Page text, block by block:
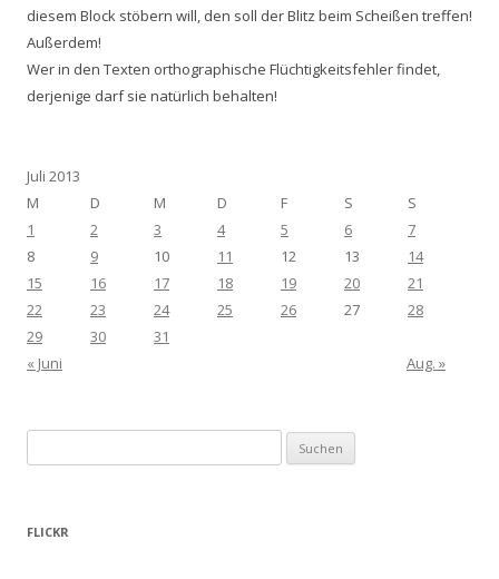
diesem Block stöbern will, den soll der Blitz beim Scheißen treffen!
Außerdem!
Wer in den Texten orthographische Flüchtigkeitsfehler findet,
derjenige darf sie natürlich behalten!
Juli 2013
M
D M D F S
S
1
2 3 4 5 6
7
8
9 10 11 12 13
14
15
16 17 18 19 20
21
22
23 24 25 26 27
28
29
30
31
« Juni
Aug. »
nach:
FLICKR